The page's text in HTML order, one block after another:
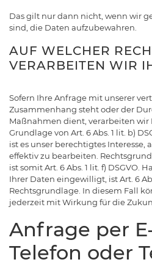
Das gilt nur dann nicht, wenn wir
sind, die Daten aufzubewahren.
AUF WELCHER
VERARBEITEN WIR
Sofern Ihre Anfrage mit unserer
Zusammenhang steht oder der
Maßnahmen dient, verarbeiten wir
Grundlage von Art. 6 Abs. 1 lit. b)
ist es unser berechtigtes Interesse,
effektiv zu bearbeiten.
ist somit Art. 6 Abs. 1 lit. f) DSGVO.
Ihrer Daten eingewilligt, ist Art. 6
Rechtsgrundlage. In diesem Fall
jederzeit mit Wirkung für die
Anfrage per
Telefon oder